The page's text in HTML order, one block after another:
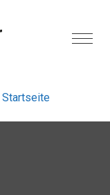
Startseite